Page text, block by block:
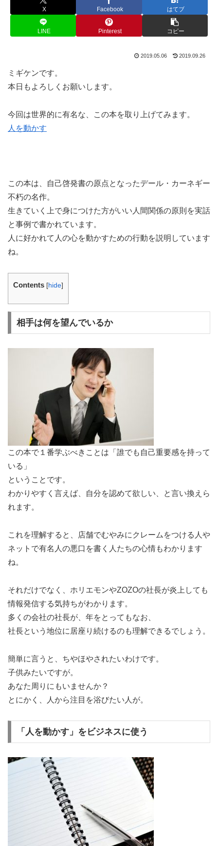
X Facebook はてブ
LINE Pinterest コピー
2019.05.06 2019.09.26
ミギケンです。
本日もよろしくお願いします。
今回は世界的に有名な、この本を取り上げてみます。
人を動かす
この本は、自己啓発書の原点となったデール・カーネギー
不朽の名作。
生きていく上で身につけた方がいい人間関係の原則を実話
と事例で書かれています。
人に好かれて人の心を動かすための行動を説明しています
ね。
Contents [hide]
相手は何を望んでいるか
この本で１番学ぶべきことは「誰でも自己重要感を持って
いる」
ということです。
わかりやすく言えば、自分を認めて欲しい、と言い換えら
れます。
これを理解すると、店舗でむやみにクレームをつける人や
ネットで有名人の悪口を書く人たちの心情もわかります
ね。
それだけでなく、ホリエモンやZOZOの社長が炎上しても
情報発信する気持ちがわかります。
多くの会社の社長が、年をとってもなお、
社長という地位に居座り続けるのも理解できるでしょう。
簡単に言うと、ちやほやされたいわけです。
子供みたいですが。
あなた周りにもいませんか？
とにかく、人から注目を浴びたい人が。
「人を動かす」をビジネスに使う